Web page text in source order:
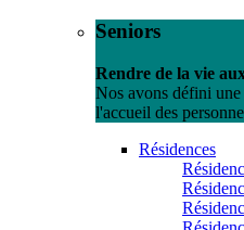
Seniors
Rendre de la vie
Nos avons défini
l'accueil des
Résidences